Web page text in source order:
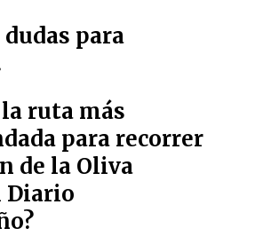
para
la ruta más
para recorrer
de la Oliva
Diario